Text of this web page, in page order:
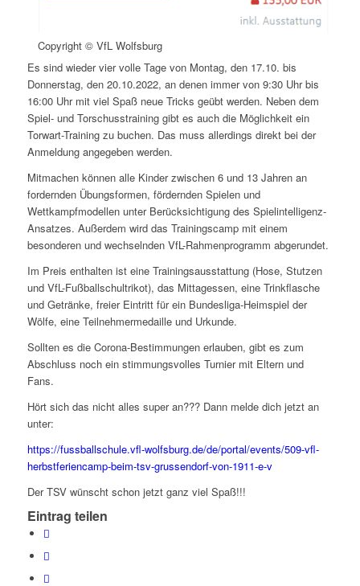
Copyright © VfL Wolfsburg
Es sind wieder vier volle Tage von Montag, den 17.10. bis
Donnerstag, den 20.10.2022, an denen immer von 9:30 Uhr bis
16:00 Uhr mit viel Spaß neue Tricks geübt werden. Neben dem
Spiel- und Torschusstraining gibt es auch die Möglichkeit ein
Torwart-Training zu buchen. Das muss allerdings direkt bei der
Anmeldung angegeben werden.
Mitmachen können alle Kinder zwischen 6 und 13 Jahren an
fordernden Übungsformen, fördernden Spielen und
Wettkampfmodellen unter Berücksichtigung des Spielintelligenz-
Ansatzes. Außerdem wird das Trainingscamp mit einem
besonderen und wechselnden VfL-Rahmenprogramm abgerundet.
Im Preis enthalten ist eine Trainingsausstattung (Hose, Stutzen
und VfL-Fußballschultrikot), das Mittagessen, eine Trinkflasche
und Getränke, freier Eintritt für ein Bundesliga-Heimspiel der
Wölfe, eine Teilnehmermedaille und Urkunde.
Sollten es die Corona-Bestimmungen erlauben, gibt es zum
Abschluss noch ein stimmungsvolles Turnier mit Eltern und
Fans.
Hört sich das nicht alles super an??? Dann melde dich jetzt an
unter:
https://fussballschule.vfl-wolfsburg.de/de/portal/events/509-vfl-
herbstferiencamp-beim-tsv-grussendorf-von-1911-e-v
Der TSV wünscht schon jetzt ganz viel Spaß!!!
Eintrag teilen